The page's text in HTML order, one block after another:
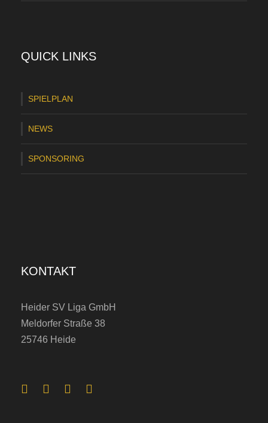
QUICK LINKS
SPIELPLAN
NEWS
SPONSORING
KONTAKT
Heider SV Liga GmbH
Meldorfer Straße 38
25746 Heide